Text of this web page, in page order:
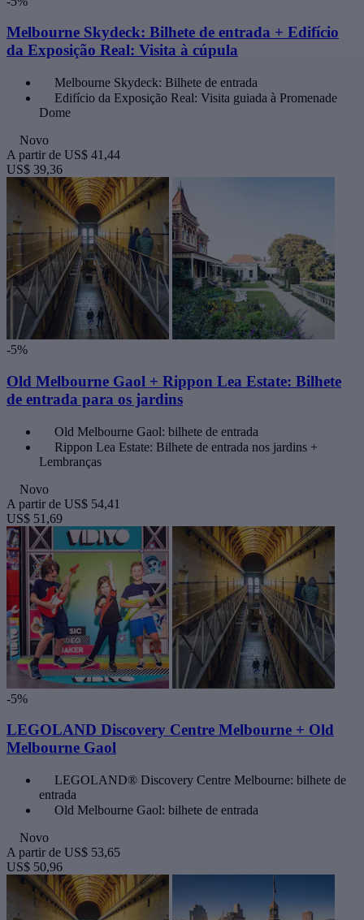
Melbourne Skydeck: Bilhete de entrada + Edifício
da Exposição Real: Visita à cúpula
Melbourne Skydeck: Bilhete de entrada
Edifício da Exposição Real: Visita guiada à Promenade
Dome
Novo
A partir de US$ 41,44
US$ 39,36
-5%
Old Melbourne Gaol + Rippon Lea Estate: Bilhete
de entrada para os jardins
Old Melbourne Gaol: bilhete de entrada
Rippon Lea Estate: Bilhete de entrada nos jardins +
Lembranças
Novo
A partir de US$ 54,41
US$ 51,69
-5%
LEGOLAND Discovery Centre Melbourne + Old
Melbourne Gaol
LEGOLAND® Discovery Centre Melbourne: bilhete de
entrada
Old Melbourne Gaol: bilhete de entrada
Novo
A partir de US$ 53,65
US$ 50,96